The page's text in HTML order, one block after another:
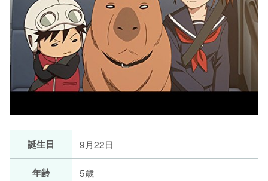
誕生日 9月22日
年齢 5歳